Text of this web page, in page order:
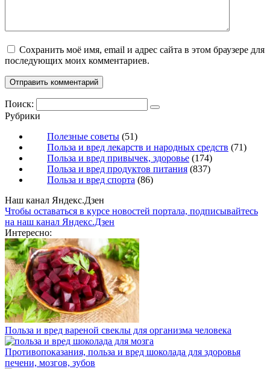
Сохранить моё имя, email и адрес сайта в этом браузере для
последующих моих комментариев.
Поиск:
Рубрики
Полезные советы (51)
Польза и вред лекарств и народных средств (71)
Польза и вред привычек, здоровье (174)
Польза и вред продуктов питания (837)
Польза и вред спорта (86)
Наш канал Яндекс.Дзен
Чтобы оставаться в курсе новостей портала, подписывайтесь
на наш канал Яндекс.Дзен
Интересно:
Польза и вред вареной свеклы для организма человека
Противопоказания, польза и вред шоколада для здоровья
печени, мозгов, зубов